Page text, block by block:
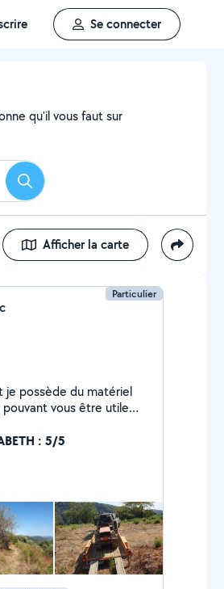
Se connecter
qu'il vous faut sur
Rechercher
Afficher la carte
Particulier
je possède du matériel
pouvant vous être utile
: 5/5